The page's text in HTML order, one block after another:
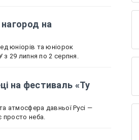
на
юніорів та юніорок
з 29 липня по 2 серпня.
на фестиваль «Ту
атмосфера давньої Русі —
просто неба.